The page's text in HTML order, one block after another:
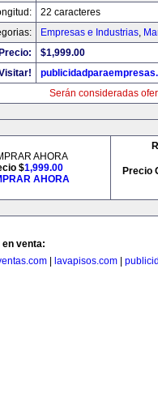
22 caracteres
Empresas e Industrias,
Precio:
$1,999.00
Serán consideradas
AHORA
$1,999.00
AHORA
Precio
venta:
lavapisos.com